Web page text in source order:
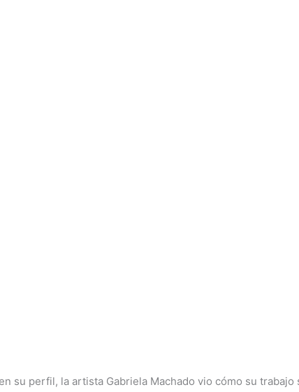
su perfil, la artista Gabriela Machado vio cómo su